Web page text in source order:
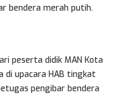
bendera merah putih.
peserta didik MAN Kota
di upacara HAB tingkat
pengibar bendera